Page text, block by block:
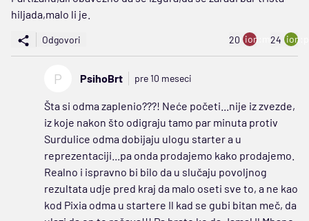
hiljada,malo li je.
Odgovori 20 ion:minus
24
P PsihoBrt pre 10 meseci
Šta si odma zaplenio???! Neće početi...nije iz zvezde,
iz koje nakon što odigraju tamo par minuta protiv
Surdulice odma dobijaju ulogu starter a u
reprezentaciji...pa onda prodajemo kako prodajemo.
Realno i ispravno bi bilo da u slučaju povoljnog
rezultata udje pred kraj da malo oseti sve to, a ne kao
kod Pixia odma u startere Il kad se gubi bitan meč, da